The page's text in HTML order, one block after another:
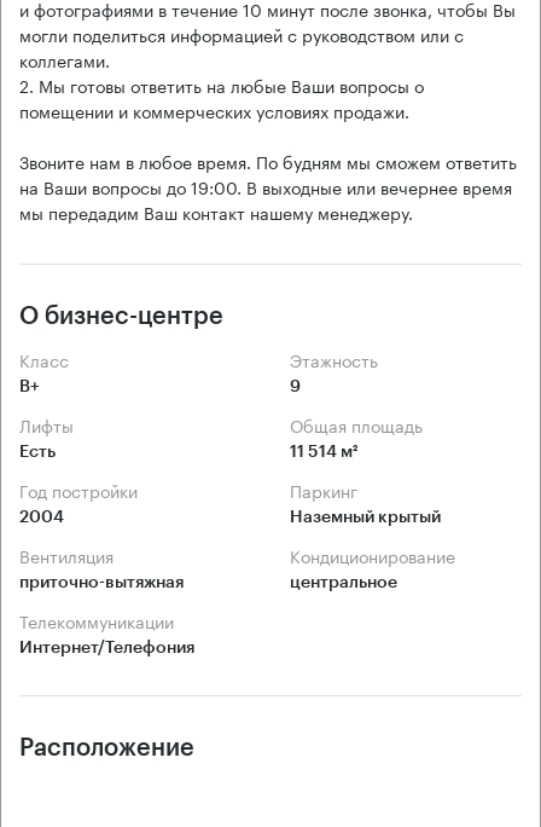
и фотографиями в течение 10 минут после звонка, чтобы Вы
могли поделиться информацией с руководством или с
коллегами.
2. Мы готовы ответить на любые Ваши вопросы о
помещении и коммерческих условиях продажи.
Звоните нам в любое время. По будням мы сможем ответить
на Ваши вопросы до 19:00. В выходные или вечернее время
мы передадим Ваш контакт нашему менеджеру.
О бизнес-центре
Класс
B+
Этажность
9
Лифты
Есть
Общая площадь
11 514 м²
Год постройки
2004
Паркинг
Наземный крытый
Вентиляция
приточно-вытяжная
Кондиционирование
центральное
Телекоммуникации
Интернет/Телефония
Расположение